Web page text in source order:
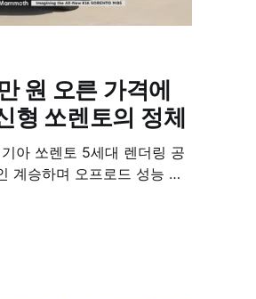
원 오른 가격에
형 쏘렌토의 정체
아 쏘렌토 5세대 렌더링 공
계승하며 오프로드 성능 강
망이다.